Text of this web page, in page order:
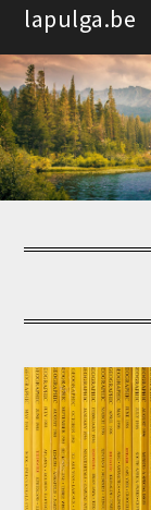
Spring
de
inhoud
lapulga.be